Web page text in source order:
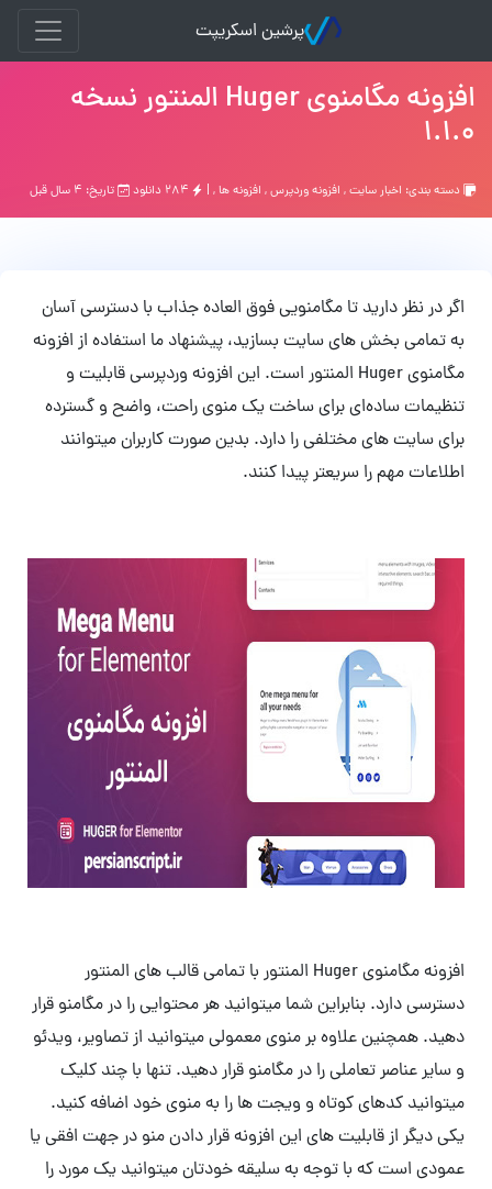
پرشین اسکریپت
افزونه مگامنوی Huger المنتور نسخه
1.1.0
دسته بندی: اخبار سایت, افزونه وردپرس, افزونه ها, | تاریخ: ۴ سال قبل
اگر در نظر دارید تا مگامنویی فوق العاده جذاب با دسترسی آسان
به تمامی بخش های سایت بسازید، پیشنهاد ما استفاده از افزونه
مگامنوی Huger المنتور است. این افزونه وردپرسی قابلیت و
تنظیمات ساده‌ای برای ساخت یک منوی راحت، واضح و گسترده
برای سایت های مختلفی را دارد. بدین صورت کاربران میتوانند
اطلاعات مهم را سریعتر پیدا کنند.
افزونه مگامنوی Huger المنتور با تمامی قالب های المنتور
دسترسی دارد. بنابراین شما میتوانید هر محتوایی را در مگامنو قرار
دهید. همچنین علاوه بر منوی معمولی میتوانید از تصاویر، ویدئو
و سایر عناصر تعاملی را در مگامنو قرار دهید. تنها با چند کلیک
میتوانید کدهای کوتاه و ویجت ها را به منوی خود اضافه کنید.
یکی دیگر از قابلیت های این افزونه قرار دادن منو در جهت افقی یا
عمودی است که با توجه به سلیقه خودتان میتوانید یک مورد را